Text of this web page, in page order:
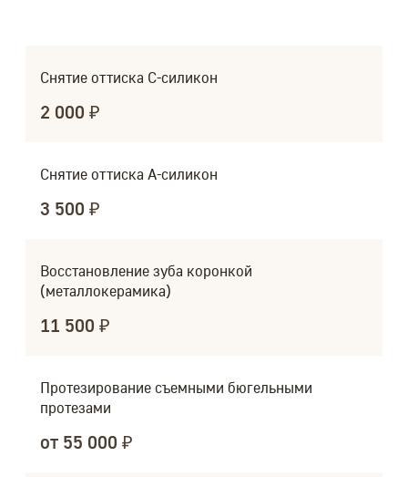
Снятие оттиска С-силикон
2 000 ₽
Снятие оттиска А-силикон
3 500 ₽
Восстановление зуба коронкой
(металлокерамика)
11 500 ₽
Протезирование съемными бюгельными
протезами
от 55 000 ₽